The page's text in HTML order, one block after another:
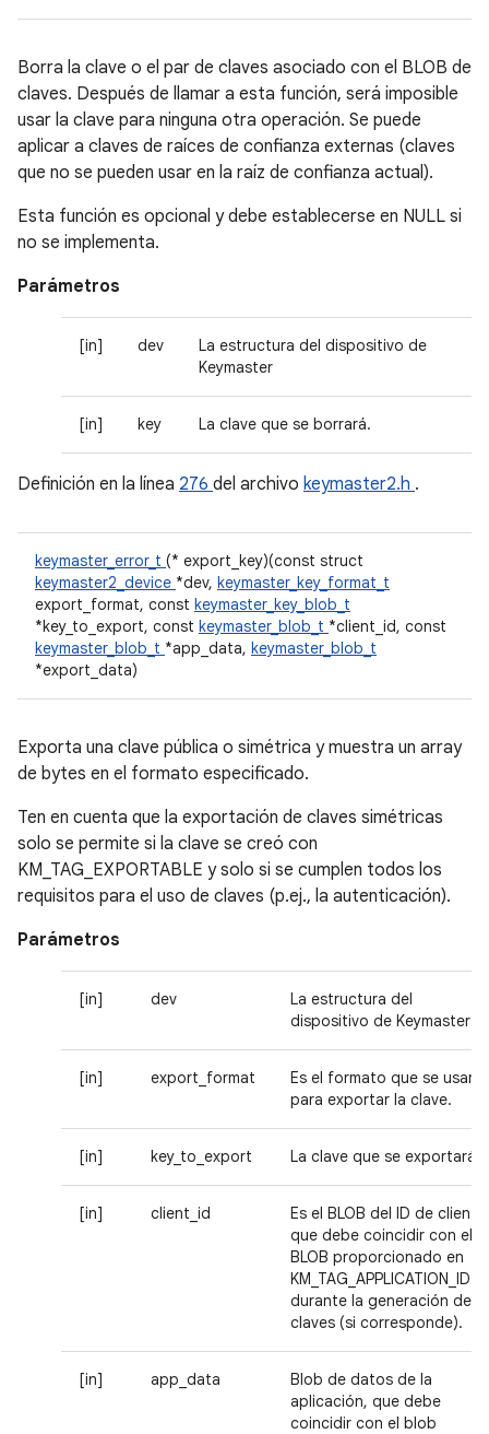
Borra la clave o el par de claves asociado con el BLOB de
claves. Después de llamar a esta función, será imposible
usar la clave para ninguna otra operación. Se puede
aplicar a claves de raíces de confianza externas (claves
que no se pueden usar en la raíz de confianza actual).
Esta función es opcional y debe establecerse en NULL si
no se implementa.
Parámetros
[in] dev
La estructura del dispositivo de
Keymaster
[in] key La clave que se borrará.
Definición en la línea 276 del archivo keymaster2.h .
keymaster_error_t (* export_key)(const struct
keymaster2_device *dev, keymaster_key_format_t
export_format, const keymaster_key_blob_t
*key_to_export, const keymaster_blob_t *client_id, const
keymaster_blob_t *app_data, keymaster_blob_t
*export_data)
Exporta una clave pública o simétrica y muestra un array
de bytes en el formato especificado.
Ten en cuenta que la exportación de claves simétricas
solo se permite si la clave se creó con
KM_TAG_EXPORTABLE y solo si se cumplen todos los
requisitos para el uso de claves (p.ej., la autenticación).
Parámetros
[in] dev
La estructura del
dispositivo de Keymaster
[in] export_format
Es el formato que se usará
para exportar la clave.
[in] key_to_export La clave que se exportará.
[in] client_id
Es el BLOB del ID de cliente,
que debe coincidir con el
BLOB proporcionado en
KM_TAG_APPLICATION_ID
durante la generación de
claves (si corresponde).
[in] app_data
Blob de datos de la
aplicación, que debe
coincidir con el blob